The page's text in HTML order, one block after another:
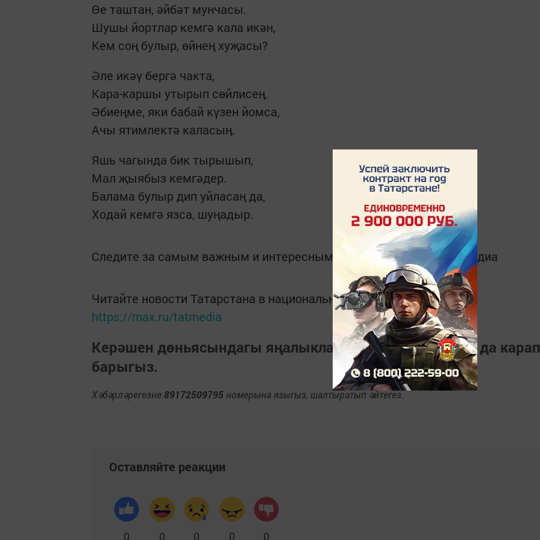
Өе таштан, әйбәт мунчасы.
Шушы йортлар кемгә кала икән,
Кем соң булыр, өйнең хуҗасы?
Әле икәү бергә чакта,
Кара-каршы утырып сөйлисең.
Әбиеңме, яки бабай күзен йомса,
Ачы ятимлектә каласың.
Яшь чагында бик тырышып,
Мал җыябыз кемгәдер.
Балама булыр дип уйласаң да,
Ходай кемгә язса, шуңадыр.
Следите за самым важным и интересным в Telegram-каналеТатмедиа
Читайте новости Татарстана в национальном мессенджере MАХ:
https://max.ru/tatmedia
Керәшен дөньясындагы яңалыкларныТелеграм-каналда карап
барыгыз.
Хәбәрләрегезне 89172509795 номерына языгыз, шалтыратып әйтегез.
Оставляйте реакции
0 0 0 0 0